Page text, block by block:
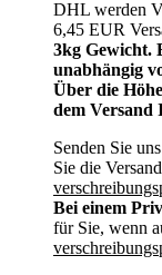
DHL werden
6,45 EUR
3kg Gewicht.
unabhängig
Über die
dem Versand
Senden Sie
Sie die
Bei einem
für Sie, wenn